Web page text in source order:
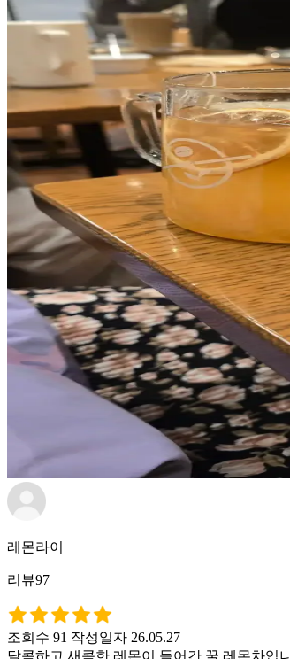
레몬라이
리뷰97
조회수 91 작성일자 26.05.27
달콤하고 새콤한 레몬이 들어간 꿀 레몬차입